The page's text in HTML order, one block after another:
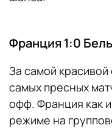
Франция 1:0
За самой
самых пресных
офф. Франция как
режиме на